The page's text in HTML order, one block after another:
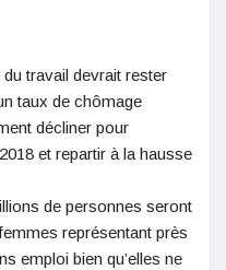
travail devrait rester
taux de chômage
décliner pour
et repartir à la hausse
de personnes seront
représentant près
emploi bien qu’elles ne